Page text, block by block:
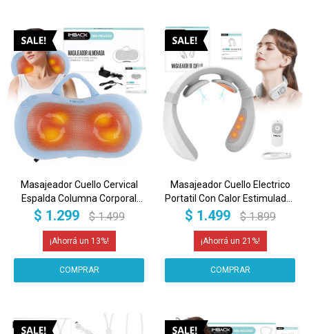
Masajeador Cuello Cervical
Espalda Columna Corporal
Muscular Almohada
$ 1.299 $ 1.499
13
Masajeador Cuello Electrico
Portatil Con Calor Estimulador
Nervioso Bateria Masaje
$ 1.499 $ 1.899
21